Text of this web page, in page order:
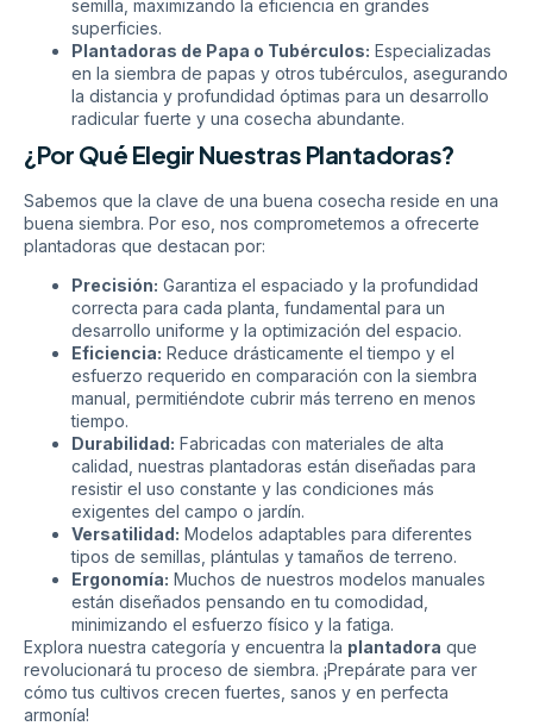
semilla, maximizando la eficiencia en grandes
superficies.
Plantadoras de Papa o Tubérculos: Especializadas
en la siembra de papas y otros tubérculos, asegurando
la distancia y profundidad óptimas para un desarrollo
radicular fuerte y una cosecha abundante.
¿Por Qué Elegir Nuestras Plantadoras?
Sabemos que la clave de una buena cosecha reside en una
buena siembra. Por eso, nos comprometemos a ofrecerte
plantadoras que destacan por:
Precisión: Garantiza el espaciado y la profundidad
correcta para cada planta, fundamental para un
desarrollo uniforme y la optimización del espacio.
Eficiencia: Reduce drásticamente el tiempo y el
esfuerzo requerido en comparación con la siembra
manual, permitiéndote cubrir más terreno en menos
tiempo.
Durabilidad: Fabricadas con materiales de alta
calidad, nuestras plantadoras están diseñadas para
resistir el uso constante y las condiciones más
exigentes del campo o jardín.
Versatilidad: Modelos adaptables para diferentes
tipos de semillas, plántulas y tamaños de terreno.
Ergonomía: Muchos de nuestros modelos manuales
están diseñados pensando en tu comodidad,
minimizando el esfuerzo físico y la fatiga.
Explora nuestra categoría y encuentra la plantadora que
revolucionará tu proceso de siembra. ¡Prepárate para ver
cómo tus cultivos crecen fuertes, sanos y en perfecta
armonía!